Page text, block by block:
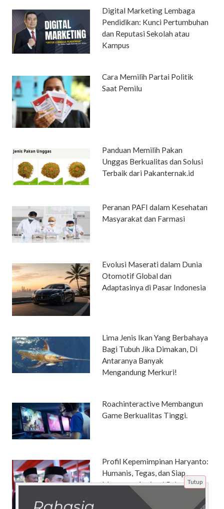
Digital Marketing Lembaga
Pendidikan: Kunci Pertumbuhan
dan Reputasi Sekolah atau
Kampus
Cara Memilih Partai Politik
Saat Pemilu
Panduan Memilih Pakan
Unggas Berkualitas dan Solusi
Terbaik dari Pakanternak.id
Peranan PAFI dalam Kesehatan
Masyarakat dan Farmasi
Evolusi Maserati dalam Dunia
Otomotif Global dan
Adaptasinya di Pasar Indonesia
Lima Jenis Ikan Yang Berbahaya
Bagi Tubuh Jika Dimakan, Di
Antaranya Banyak
Mengandung Merkuri!
Roachinteractive Membangun
Game Berkualitas Tinggi.
Profil Kepemimpinan Haryanto:
Humanis, Tegas, dan Siap
Menyerap Aspirasi RakyatTutup